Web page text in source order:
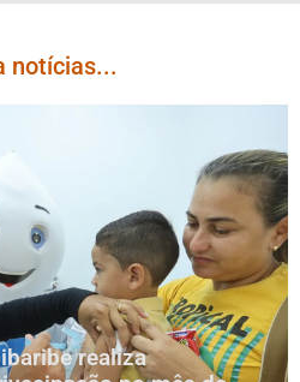
notícias...
realiza